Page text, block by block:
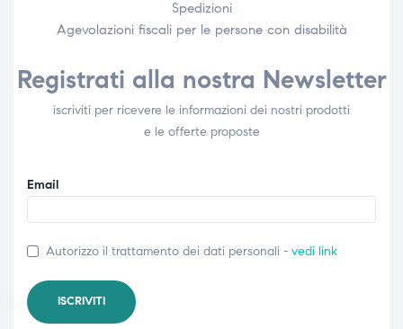
Spedizioni
Agevolazioni fiscali per le persone con disabilità​
Registrati alla nostra Newsletter
iscriviti per ricevere le informazioni dei nostri prodotti
e le offerte proposte
Email
Autorizzo il trattamento dei dati personali - vedi link